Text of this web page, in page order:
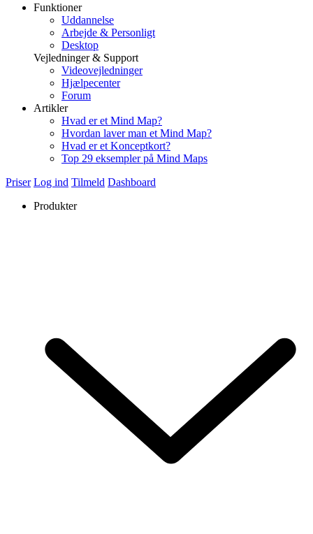
Funktioner
Uddannelse
Arbejde & Personligt
Desktop
Vejledninger & Support
Videovejledninger
Hjælpecenter
Forum
Artikler
Hvad er et Mind Map?
Hvordan laver man et Mind Map?
Hvad er et Konceptkort?
Top 29 eksempler på Mind Maps
Priser Log ind Tilmeld Dashboard
Produkter